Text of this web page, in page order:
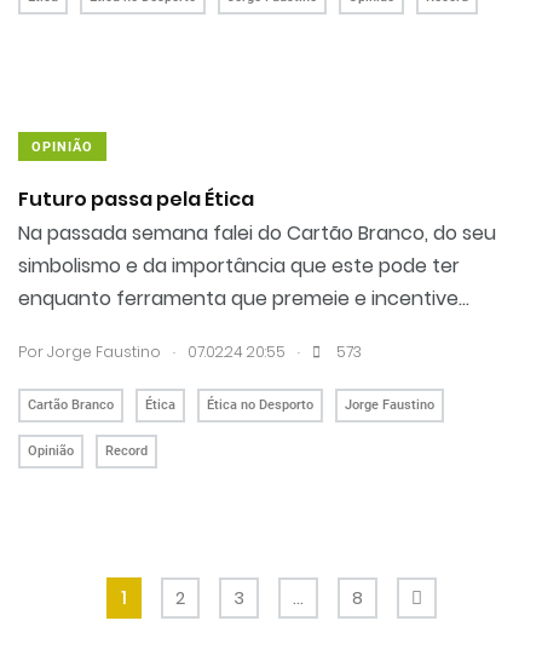
OPINIÃO
Futuro passa pela Ética
Na passada semana falei do Cartão Branco, do seu
simbolismo e da importância que este pode ter
enquanto ferramenta que premeie e incentive...
PorJorge Faustino . 07.02.24 20:55 . 573
Cartão Branco Ética Ética no Desporto Jorge Faustino
Opinião Record
1 2 3 … 8